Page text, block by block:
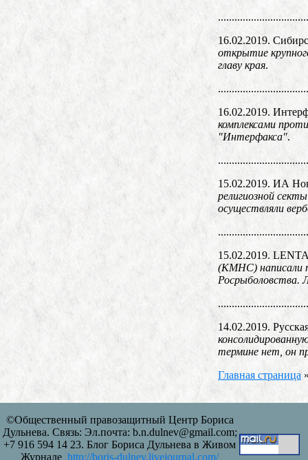
16.02.2019.
открытие
главу края.
16.02.2019.
комплексами
"Интерфакса".
15.02.2019. ИА
религиозной
осуществляли
15.02.2019.
(КМНС) написали
Росрыболовства.
14.02.2019.
термине нет, он
Главная страница
©Общественный правозащитный Центр Бориса
Дульнева. Связь: Эл.почта: b.n.dulnev@gmail.com;
+7 916 594 14 23. Блог Бориса Дульнева в Живом
Журнале http://boris-dulnev.livejournal.com/